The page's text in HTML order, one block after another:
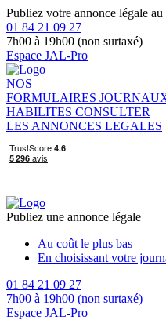
Publiez votre annonce légale
01 84 21 09 27
7h00 à 19h00 (non surtaxé)
Espace JAL-Pro
NOS
FORMULAIRES
HABILITES CONSULTER
LES ANNONCES LEGALES
Publiez une annonce légale
Au coût le plus bas
En choisissant votre
01 84 21 09 27
7h00 à 19h00 (non surtaxé)
Espace JAL-Pro